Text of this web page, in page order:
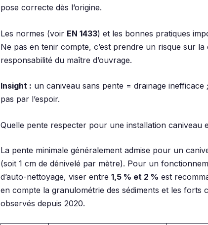
pose correcte dès l’origine.
Les normes (voir EN 1433) et les bonnes pratiques
Ne pas en tenir compte, c’est prendre un risque sur la
responsabilité du maître d’ouvrage.
Insight : un caniveau sans pente = drainage inefficace
pas par l’espoir.
Quelle pente respecter pour une installation caniveau
La pente minimale généralement admise pour un
(soit 1 cm de dénivelé par mètre). Pour un
d’auto-nettoyage, viser entre 1,5 % et 2 % est
en compte la granulométrie des sédiments et les forts
observés depuis 2020.